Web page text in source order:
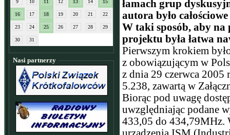
9 10 11 12 13 14 15
16 17 18 19 20 21 22
23 24 25 26 27 28 29
30 31
Nasi partnerzy
łamach grup
autora było
W taki sposób, aby na
projektu była łatwa
Pierwszym krokiem
z obowiązującym w
z dnia 29 czerwca 2005
5.238, zawartą w
Biorąc pod uwagę
uwzględniając podane
433,05 do 434,79MHz.